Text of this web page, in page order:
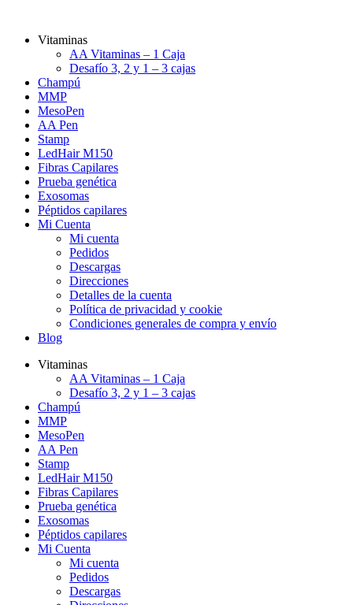
Vitaminas
AA Vitaminas – 1 Caja
Desafío 3, 2 y 1 – 3 cajas
Champú
MMP
MesoPen
AA Pen
Stamp
LedHair M150
Fibras Capilares
Prueba genética
Exosomas
Péptidos capilares
Mi Cuenta
Mi cuenta
Pedidos
Descargas
Direcciones
Detalles de la cuenta
Política de privacidad y cookie
Condiciones generales de compra y envío
Blog
Vitaminas
AA Vitaminas – 1 Caja
Desafío 3, 2 y 1 – 3 cajas
Champú
MMP
MesoPen
AA Pen
Stamp
LedHair M150
Fibras Capilares
Prueba genética
Exosomas
Péptidos capilares
Mi Cuenta
Mi cuenta
Pedidos
Descargas